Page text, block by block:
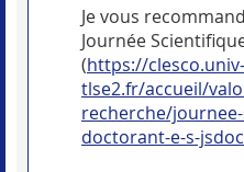
Je vous
Journée
(https://clesco.univ-
tlse2.fr/accueil/
recherche/
doctorant-e-s-jsdoc